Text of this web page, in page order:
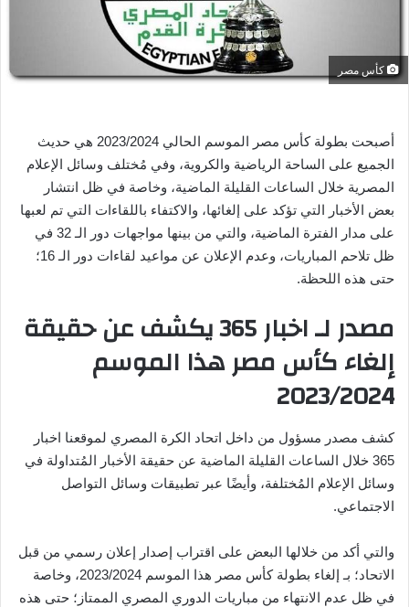
ك
و
ن
ي
ا
كأس مصر
أصبحت بطولة كأس مصر الموسم الحالي 2023/2024 هي حديث
الجميع على الساحة الرياضية والكروية، وفي مُختلف وسائل الإعلام
المصرية خلال الساعات القليلة الماضية، وخاصة في ظل انتشار
بعض الأخبار التي تؤكد على إلغائها، والاكتفاء باللقاءات التي تم لعبها
على مدار الفترة الماضية، والتي من بينها مواجهات دور الـ 32 في
ظل تلاحم المباريات، وعدم الإعلان عن مواعيد لقاءات دور الـ 16؛
حتى هذه اللحظة.
مصدر لـ اخبار 365 يكشف عن حقيقة
إلغاء كأس مصر هذا الموسم
2023/2024
كشف مصدر مسؤول من داخل اتحاد الكرة المصري لموقعنا اخبار
365 خلال الساعات القليلة الماضية عن حقيقة الأخبار المُتداولة في
وسائل الإعلام المُختلفة، وأيضًا عبر تطبيقات وسائل التواصل
الاجتماعي.
والتي أكد من خلالها البعض على اقتراب إصدار إعلان رسمي من قبل
الاتحاد؛ بـ إلغاء بطولة كأس مصر هذا الموسم 2023/2024، وخاصة
في ظل عدم الانتهاء من مباريات الدوري المصري الممتاز؛ حتى هذه